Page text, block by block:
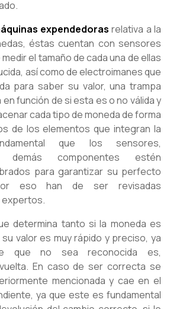
expendedoras relativa a la
éstas cuentan con sensores
el tamaño de cada una de ellas
así como de electroimanes que
para saber su valor, una trampa
función de si esta es o no válida y
cada tipo de moneda de forma
de los elementos que integran la
que los sensores,
demás componentes estén
para garantizar su perfecto
eso han de ser revisadas
determina tanto si la moneda es
valor es muy rápido y preciso, ya
que no sea reconocida es,
En caso de ser correcta se
mencionada y cae en el
ya que este es fundamental